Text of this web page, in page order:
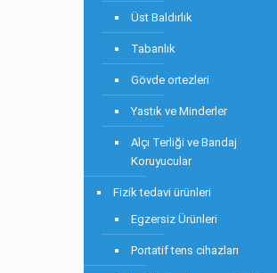
Üst Baldırlık
Tabanlık
Gövde ortezleri
Yastık ve Minderler
Alçı Terliği ve Bandaj
Koruyucular
Fizik tedavi ürünleri
Egzersiz Ürünleri
Portatif tens cihazları